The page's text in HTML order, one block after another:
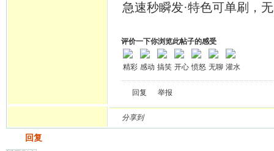
急速秒瞬发·特色可单刷，
评价一下你浏览此帖子的感受
精彩 感动 搞笑 开心 愤怒 无聊 灌水
回复 举报
分享到
回复